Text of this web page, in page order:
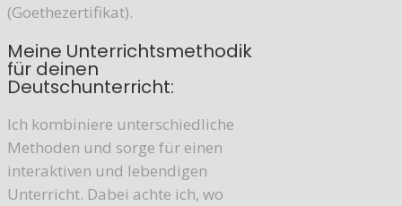
(Goethezertifikat).
Meine Unterrichtsmethodik
für deinen
Deutschunterricht:
Ich kombiniere unterschiedliche
Methoden und sorge für einen
interaktiven und lebendigen
Unterricht. Dabei achte ich, wo